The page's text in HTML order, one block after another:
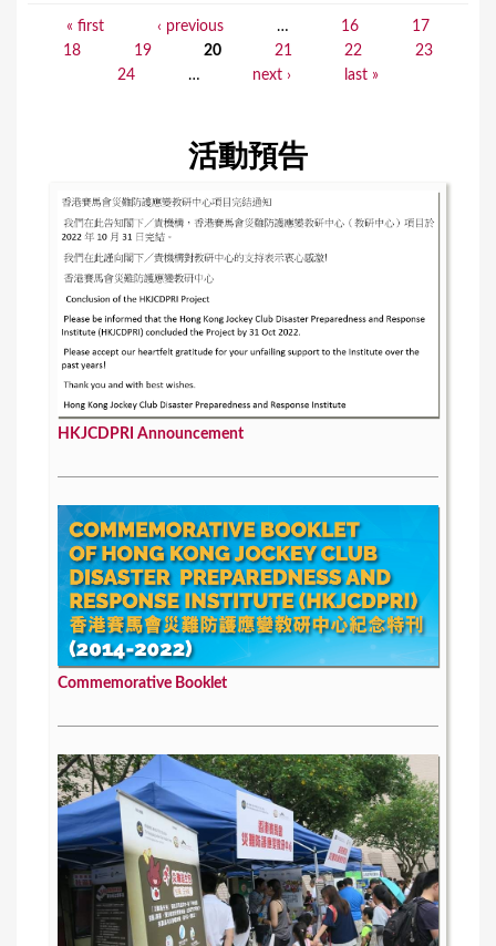
« first ‹ previous … 16
17
18
19 20 21 22
23
24
… next › last »
活動預告
HKJCDPRI Announcement
Commemorative Booklet